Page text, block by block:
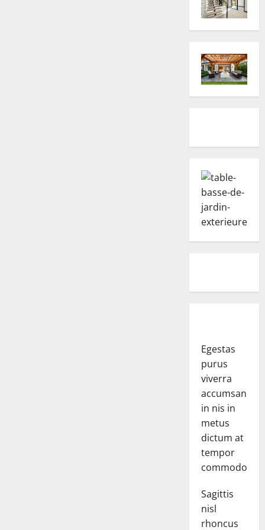
Egestas
purus
viverra
accumsan
in nis in
metus
dictum at
tempor
commodo.
Sagittis
nisl
rhoncus